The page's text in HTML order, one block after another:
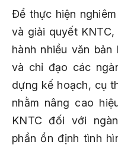
Để thực hiện
và giải quyết
hành nhiều văn
và chỉ đạo các
dựng kế hoạch, cụ
nhằm nâng cao
KNTC đối với
phần ổn định tình